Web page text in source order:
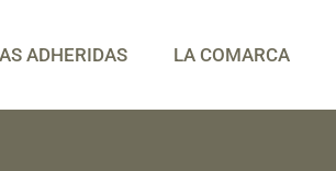
ADHERIDAS LA COMARCA